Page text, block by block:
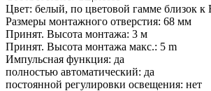
Цвет: белый, по цветовой гамме близок к
Размеры монтажного отверстия: 68 мм
Принят. Высота монтажа: 3 м
Принят. Высота монтажа макс.: 5 m
Импульсная функция: да
полностью автоматический: да
постоянной регулировки освещения: нет